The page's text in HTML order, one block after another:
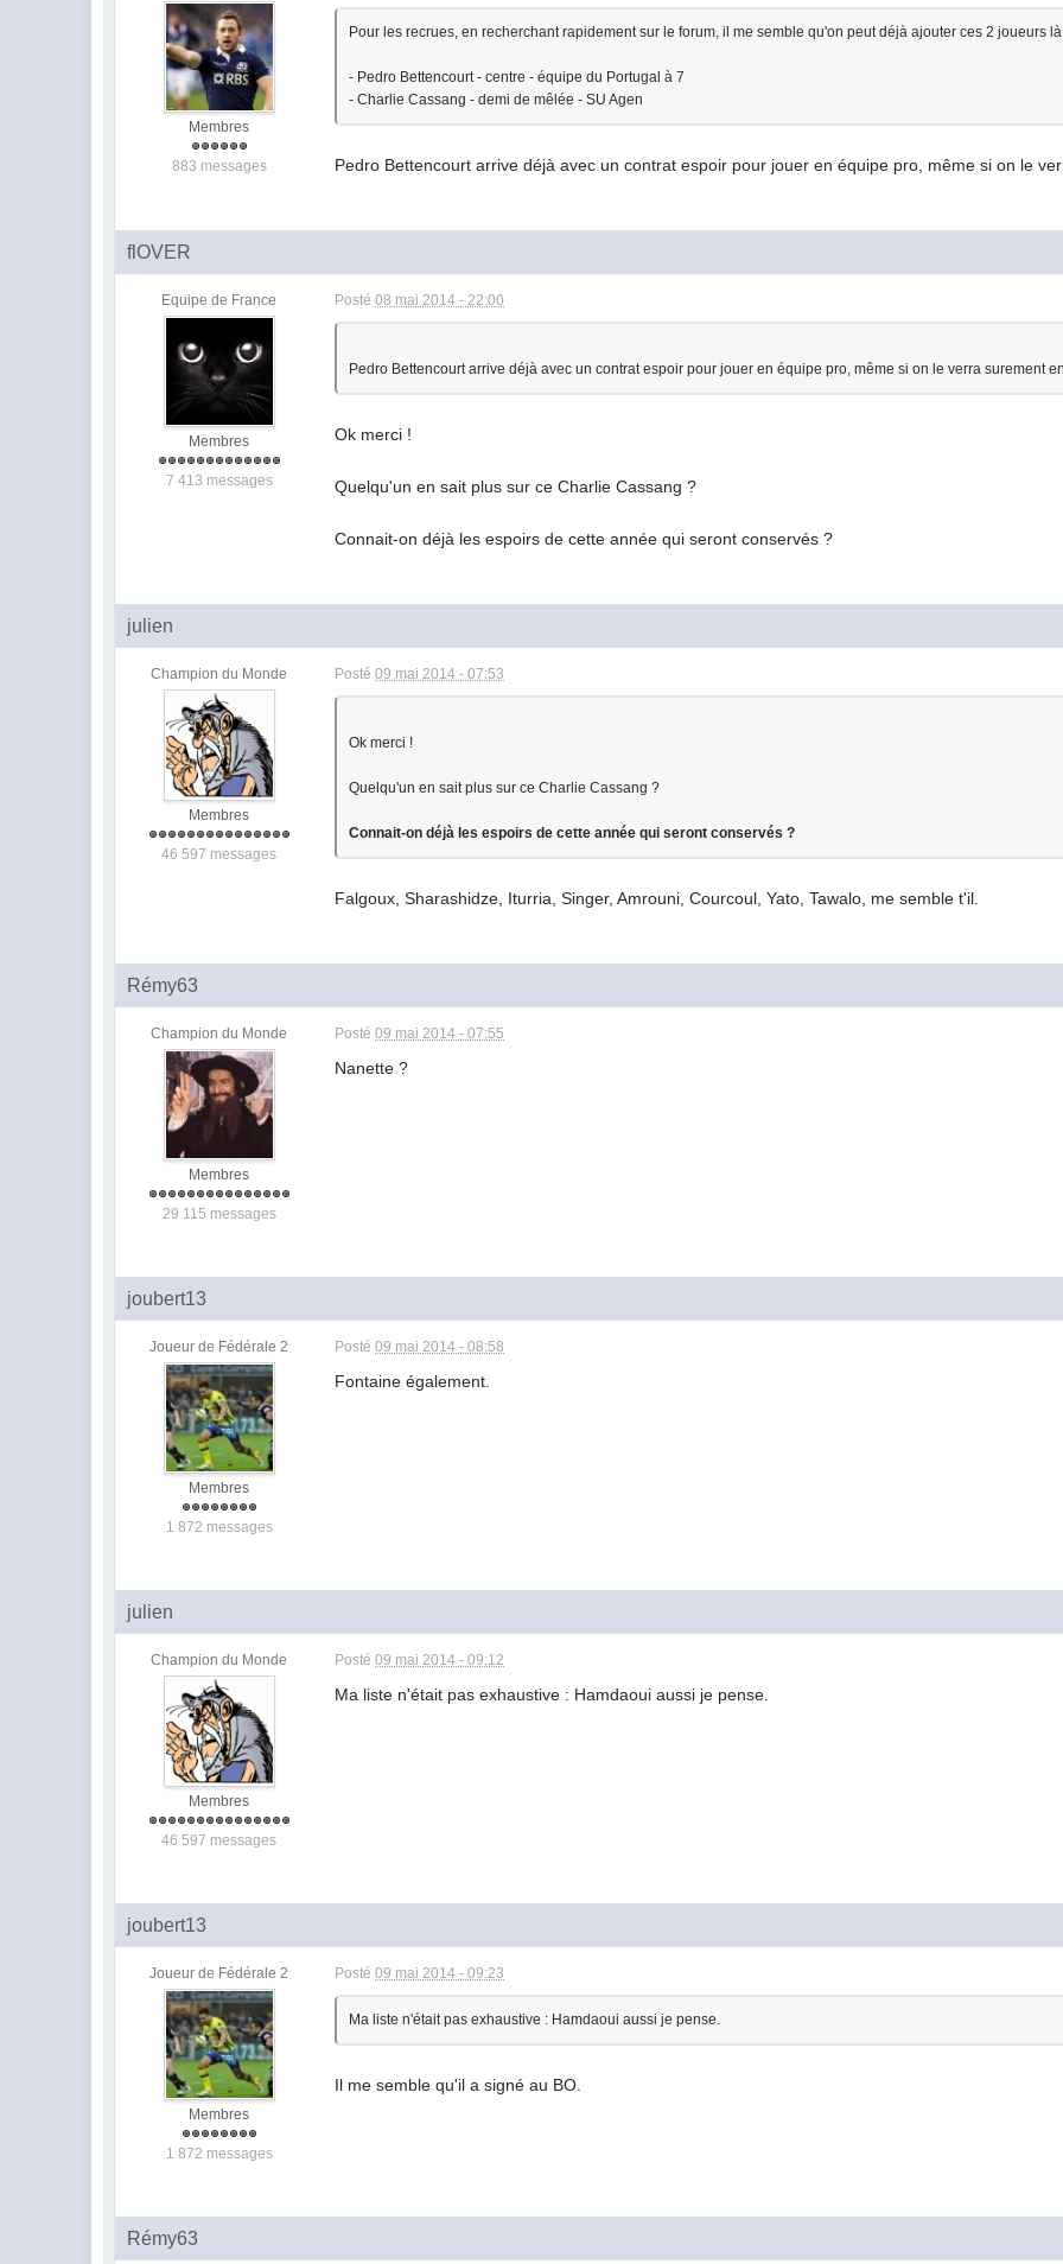
Membres
883 messages
Pour les recrues, en recherchant rapidement sur le forum, il me semble qu'on peut déjà ajouter ces 2 joueurs
- Pedro Bettencourt - centre - équipe du Portugal à 7
- Charlie Cassang - demi de mêlée - SU Agen
Pedro Bettencourt arrive déjà avec un contrat espoir pour jouer en équipe pro, même si on le
flOVER
Equipe de France
Membres
7 413 messages
Posté08 mai 2014 - 22:00
Pedro Bettencourt arrive déjà avec un contrat espoir pour jouer en équipe pro, même si on le verra surement
Ok merci !
Quelqu'un en sait plus sur ce Charlie Cassang ?
Connait-on déjà les espoirs de cette année qui seront conservés ?
julien
Champion du Monde
Membres
46 597 messages
Posté09 mai 2014 - 07:53
Ok merci !
Quelqu'un en sait plus sur ce Charlie Cassang ?
Connait-on déjà les espoirs de cette année qui seront conservés ?
Falgoux, Sharashidze, Iturria, Singer, Amrouni, Courcoul, Yato, Tawalo, me semble t'il.
Rémy63
Champion du Monde
Membres
29 115 messages
Posté09 mai 2014 - 07:55
Nanette ?
joubert13
Joueur de Fédérale 2
Membres
1 872 messages
Posté09 mai 2014 - 08:58
Fontaine également.
julien
Champion du Monde
Membres
46 597 messages
Posté09 mai 2014 - 09:12
Ma liste n'était pas exhaustive : Hamdaoui aussi je pense.
joubert13
Joueur de Fédérale 2
Membres
1 872 messages
Posté09 mai 2014 - 09:23
Ma liste n'était pas exhaustive : Hamdaoui aussi je pense.
Il me semble qu'il a signé au BO.
Rémy63